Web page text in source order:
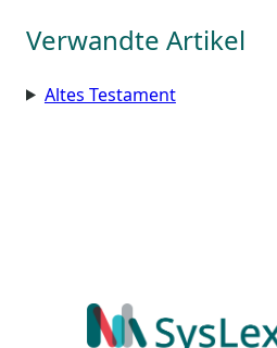
Verwandte Artikel
Altes Testament